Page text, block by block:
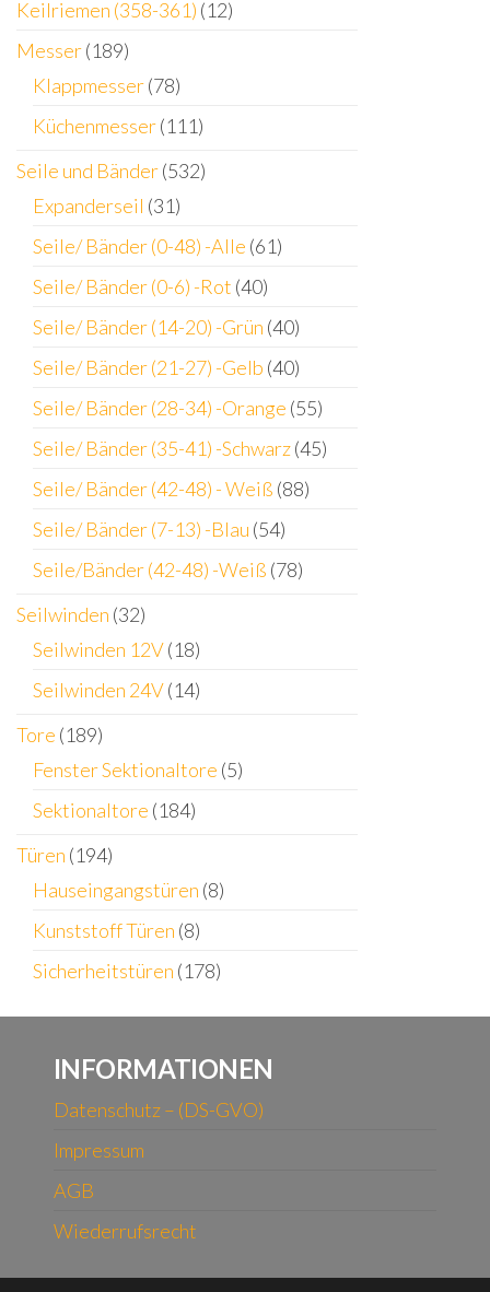
Keilriemen (358-361) (12)
Messer(189)
Klappmesser(78)
Küchenmesser(111)
Seile und Bänder(532)
Expanderseil (31)
Seile/ Bänder (0-48) -Alle (61)
Seile/ Bänder (0-6) -Rot (40)
Seile/ Bänder (14-20) -Grün (40)
Seile/ Bänder (21-27) -Gelb (40)
Seile/ Bänder (28-34) -Orange (55)
Seile/ Bänder (35-41) -Schwarz(45)
Seile/ Bänder (42-48) - Weiß (88)
Seile/ Bänder (7-13) -Blau (54)
Seile/Bänder (42-48) -Weiß (78)
Seilwinden (32)
Seilwinden 12V(18)
Seilwinden 24V(14)
Tore (189)
Fenster Sektionaltore (5)
Sektionaltore (184)
Türen (194)
Hauseingangstüren (8)
Kunststoff Türen (8)
Sicherheitstüren (178)
INFORMATIONEN
Datenschutz – (DS-GVO)
Impressum
AGB
Wiederrufsrecht